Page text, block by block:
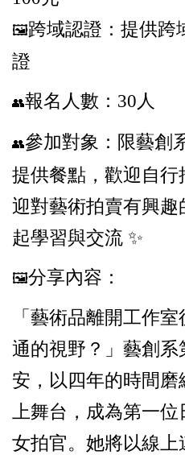
🖼跨域認證：提供跨
證
👥報名人數：30人
👥參加對象：限藝創
提供餐點，歡迎自
迎對藝術拍賣有興
起學習與交流 ✨
🖼分享內容：
「藝術品離開工作
通的視野？」 藝創系
安，以四年的時間磨
上舞台，成為第一
女拍官。她將以線上